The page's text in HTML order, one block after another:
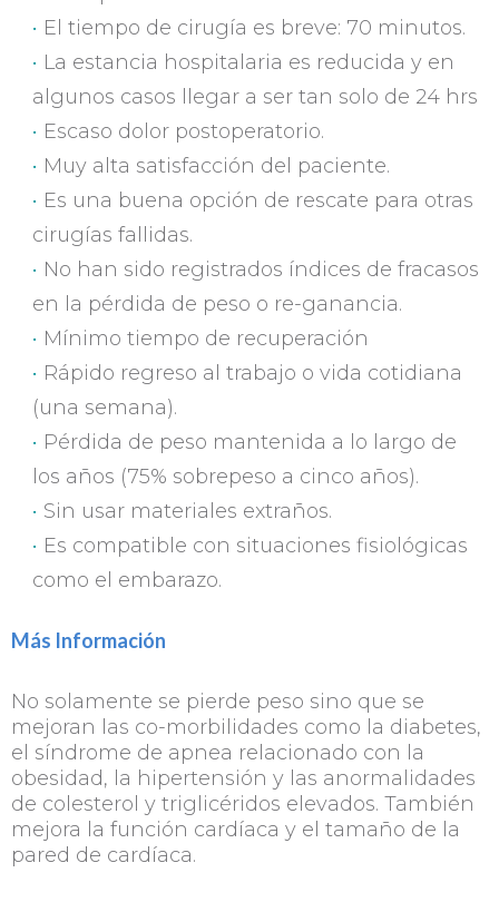
El tiempo de cirugía es breve: 70 minutos.
La estancia hospitalaria es reducida y en
algunos casos llegar a ser tan solo de 24 hrs
Escaso dolor postoperatorio.
Muy alta satisfacción del paciente.
Es una buena opción de rescate para otras
cirugías fallidas.
No han sido registrados índices de fracasos
en la pérdida de peso o re-ganancia.
Mínimo tiempo de recuperación
Rápido regreso al trabajo o vida cotidiana
(una semana).
Pérdida de peso mantenida a lo largo de
los años (75% sobrepeso a cinco años).
Sin usar materiales extraños.
Es compatible con situaciones fisiológicas
como el embarazo.
Más Información
No solamente se pierde peso sino que se
mejoran las co-morbilidades como la diabetes,
el síndrome de apnea relacionado con la
obesidad, la hipertensión y las anormalidades
de colesterol y triglicéridos elevados. También
mejora la función cardíaca y el tamaño de la
pared de cardíaca.